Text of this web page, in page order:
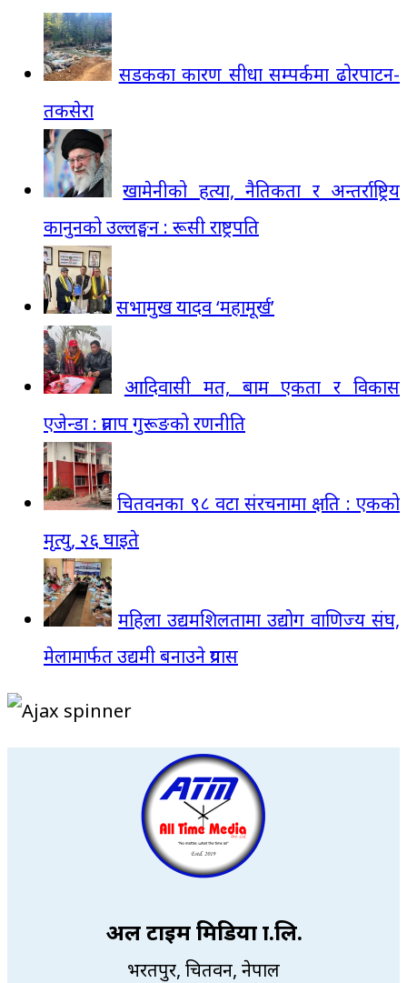
सडकका कारण सीधा सम्पर्कमा ढोरपाटन-
तकसेरा
खामेनीको हत्या, नैतिकता र अन्तर्राष्ट्रिय
कानुनको उल्लङ्घन : रूसी राष्ट्रपति
सभामुख यादव ‘महामूर्ख’
आदिवासी मत, बाम एकता र विकास
एजेन्डा : प्रताप गुरूङको रणनीति
चितवनका ९८ वटा संरचनामा क्षति : एकको
मृत्यु, २६ घाइते
महिला उद्यमशिलतामा उद्योग वाणिज्य संघ,
मेलामार्फत उद्यमी बनाउने प्रयास
अल टाइम मिडिया प्रा.लि.
भरतपुर, चितवन, नेपाल